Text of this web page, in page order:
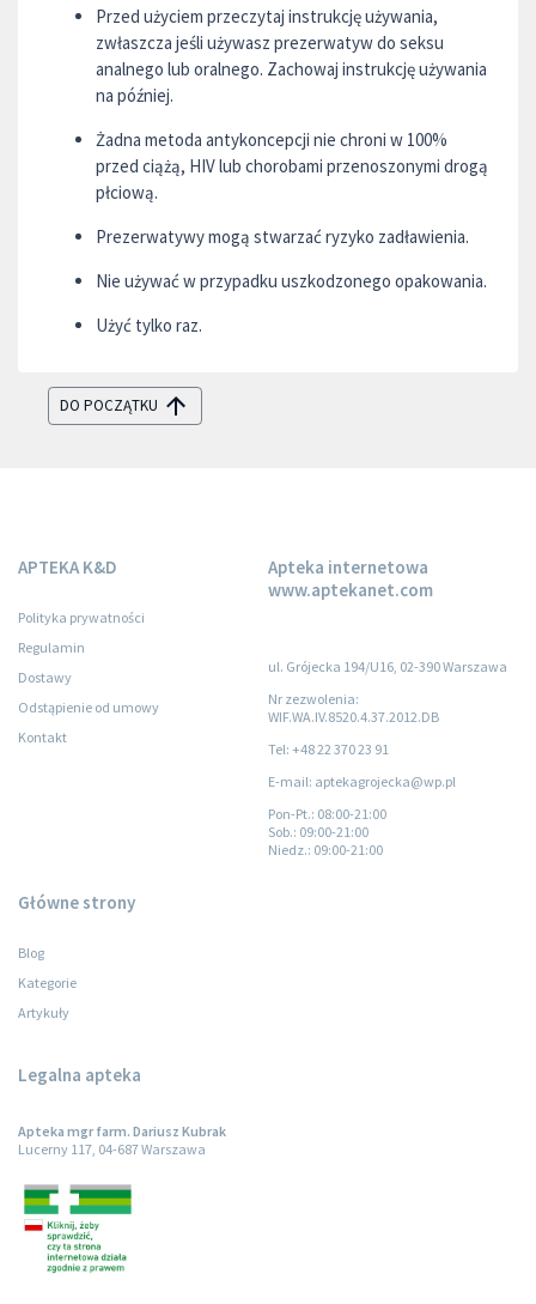
Przed użyciem przeczytaj instrukcję używania,
zwłaszcza jeśli używasz prezerwatyw do seksu
analnego lub oralnego. Zachowaj instrukcję używania
na później.
Żadna metoda antykoncepcji nie chroni w 100%
przed ciążą, HIV lub chorobami przenoszonymi drogą
płciową.
Prezerwatywy mogą stwarzać ryzyko zadławienia.
Nie używać w przypadku uszkodzonego opakowania.
Użyć tylko raz.
DO POCZĄTKU
APTEKA K&D
Polityka prywatności
Regulamin
Dostawy
Odstąpienie od umowy
Kontakt
Apteka internetowa
www.aptekanet.com
ul. Grójecka 194/U16, 02-390 Warszawa
Nr zezwolenia:
WIF.WA.IV.8520.4.37.2012.DB
Tel: +48 22 370 23 91
E-mail: aptekagrojecka@wp.pl
Pon-Pt.: 08:00-21:00
Sob.: 09:00-21:00
Niedz.: 09:00-21:00
Główne strony
Blog
Kategorie
Artykuły
Legalna apteka
Apteka mgr farm. Dariusz Kubrak
Lucerny 117, 04-687 Warszawa